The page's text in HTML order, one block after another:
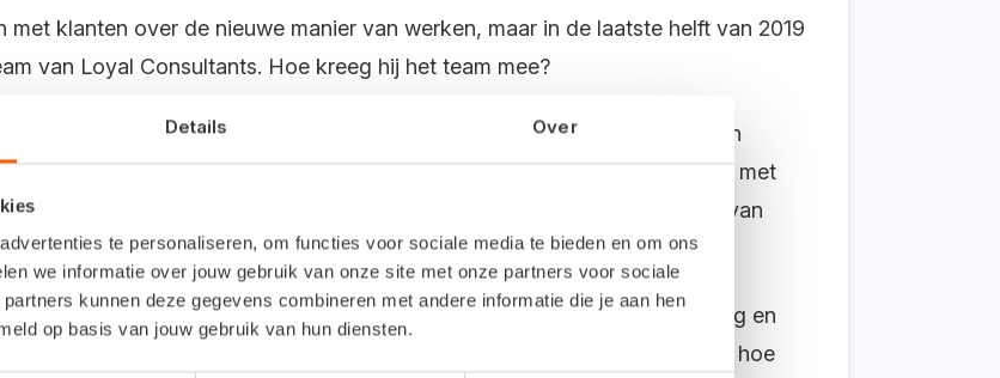
Details Over
te personaliseren, om functies voor sociale media te bieden en om ons
we informatie over jouw gebruik van onze site met onze partners voor sociale
kunnen deze gegevens combineren met andere informatie die je aan hen
op basis van jouw gebruik van hun diensten.
klanten over de nieuwe manier van werken, maar in de laatste helft van 2019
van Loyal Consultants. Hoe kreeg hij het team mee?
waarin alles handmatig moest worden ingevoerd. Collega’s waren
werken. Sommige collega’s werkten liever met zo’n tastbare map, dan met
door onwetendheid en zagen ze niet meteen de toegevoegde waarde van
paar uur bij elkaar om te praten over efficiënter werken, over digitalisering en
er allemaal kon met een online Snelstart-administratie. Zodra ze zagen hoe